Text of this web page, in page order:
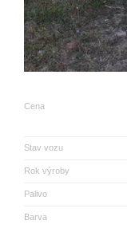
Cena
Stav vozu
Rok výroby
Palivo
Barva